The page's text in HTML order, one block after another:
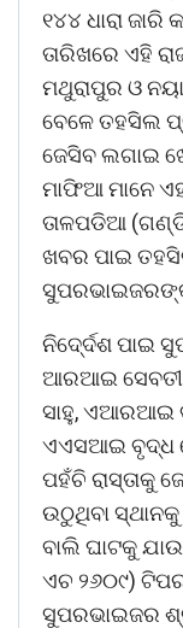
୧୪୪ ଧାରା
ତାରିଖରେ ଏହି
ମଥୁରାପୁର ଓ
ବେଳେ ତହସିଲ
ଜେସିବ ଲଗାଇ
ମାଫିଆ ମାନେ
ତାଳପଡିଆ
ଖବର ପାଇ
ନିଦେ୍ର୍ଦଶ ପାଇ
ଆରଆଇ ସେବତୀ
ସାହୁ, ଏଆରଆଇ
ଏଏସଆଇ ବୃଦ୍ଧ
ପହଁଚି ରାସ୍ତାକୁ
ଉଠୁଥିବା ସ୍ଥାନକୁ
ବାଲି ଘାଟକୁ
ଏଚ ୨୬୦୯)
ସୁପରଭାଇଜର